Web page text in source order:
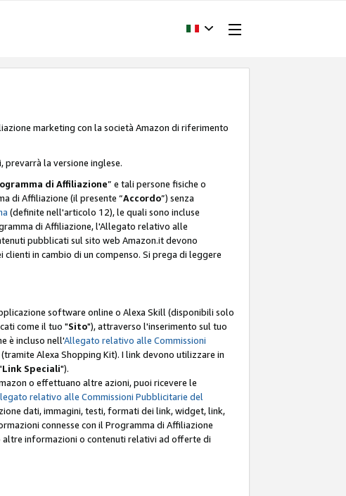
marketing con la società Amazon di riferimento
prevarrà la versione inglese.
di Affiliazione” e tali persone fisiche o
di Affiliazione (il presente “Accordo”) senza
(definite nell'articolo 12), le quali sono incluse
di Affiliazione, l'Allegato relativo alle
pubblicati sul sito web Amazon.it devono
in cambio di un compenso. Si prega di leggere
software online o Alexa Skill (disponibili solo
come il tuo "Sito"), attraverso l'inserimento sul tuo
è incluso nell'Allegato relativo alle Commissioni
Alexa Shopping Kit). I link devono utilizzare in
Link Speciali").
o effettuano altre azioni, puoi ricevere le
relativo alle Commissioni Pubblicitarie del
dati, immagini, testi, formati dei link, widget, link,
connesse con il Programma di Affiliazione
altre informazioni o contenuti relativi ad offerte di